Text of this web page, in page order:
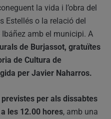
la vida i l’obra del
Estellés o la relació del
amb el municipi. A
de Burjassot, gratuïtes
de Cultura de
per Javier Naharros.
per als dissabtes
les 12.00 hores, amb una